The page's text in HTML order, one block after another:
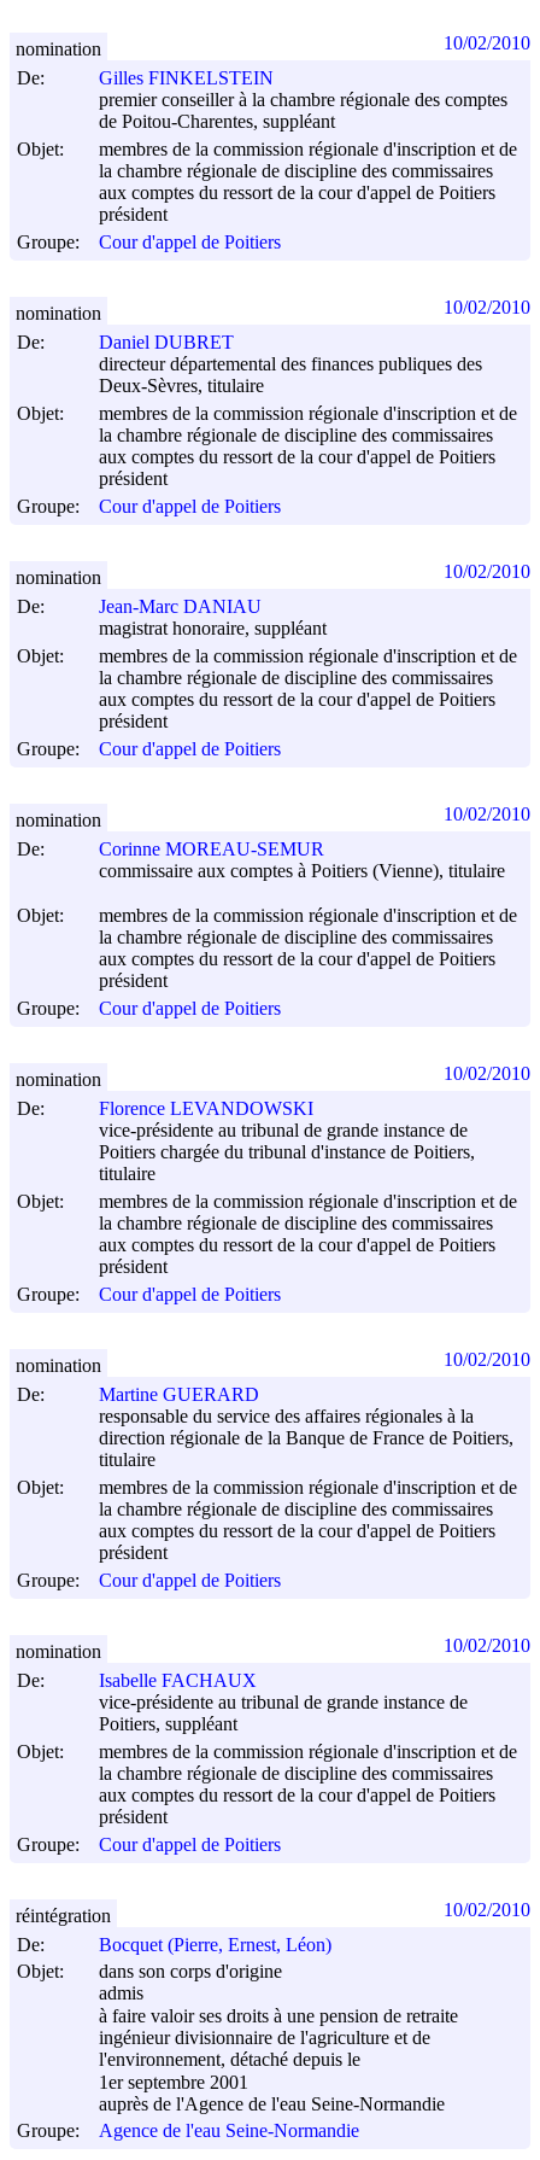
De:
Gilles FINKELSTEIN
premier conseiller à la chambre régionale des comptes
de Poitou-Charentes, suppléant
Objet:
membres de la commission régionale d'inscription et de
la chambre régionale de discipline des commissaires
aux comptes du ressort de la cour d'appel de Poitiers
président
Groupe:
Cour d'appel de Poitiers
nomination 10/02/2010
De:
Daniel DUBRET
directeur départemental des finances publiques des
Deux-Sèvres, titulaire
Objet:
membres de la commission régionale d'inscription et de
la chambre régionale de discipline des commissaires
aux comptes du ressort de la cour d'appel de Poitiers
président
Groupe:
Cour d'appel de Poitiers
nomination 10/02/2010
De:
Jean-Marc DANIAU
magistrat honoraire, suppléant
Objet:
membres de la commission régionale d'inscription et de
la chambre régionale de discipline des commissaires
aux comptes du ressort de la cour d'appel de Poitiers
président
Groupe:
Cour d'appel de Poitiers
nomination 10/02/2010
De:
Corinne MOREAU-SEMUR
commissaire aux comptes à Poitiers (Vienne), titulaire
Objet:
membres de la commission régionale d'inscription et de
la chambre régionale de discipline des commissaires
aux comptes du ressort de la cour d'appel de Poitiers
président
Groupe:
Cour d'appel de Poitiers
nomination 10/02/2010
De:
Florence LEVANDOWSKI
vice-présidente au tribunal de grande instance de
Poitiers chargée du tribunal d'instance de Poitiers,
titulaire
Objet:
membres de la commission régionale d'inscription et de
la chambre régionale de discipline des commissaires
aux comptes du ressort de la cour d'appel de Poitiers
président
Groupe:
Cour d'appel de Poitiers
nomination 10/02/2010
De:
Martine GUERARD
responsable du service des affaires régionales à la
direction régionale de la Banque de France de Poitiers,
titulaire
Objet:
membres de la commission régionale d'inscription et de
la chambre régionale de discipline des commissaires
aux comptes du ressort de la cour d'appel de Poitiers
président
Groupe:
Cour d'appel de Poitiers
nomination 10/02/2010
De:
Isabelle FACHAUX
vice-présidente au tribunal de grande instance de
Poitiers, suppléant
Objet:
membres de la commission régionale d'inscription et de
la chambre régionale de discipline des commissaires
aux comptes du ressort de la cour d'appel de Poitiers
président
Groupe:
Cour d'appel de Poitiers
nomination 10/02/2010
De:
Bocquet (Pierre, Ernest, Léon)
Objet:
dans son corps d'origine
admis
à faire valoir ses droits à une pension de retraite
ingénieur divisionnaire de l'agriculture et de
l'environnement, détaché depuis le
1er septembre 2001
auprès de l'Agence de l'eau Seine-Normandie
Groupe:
Agence de l'eau Seine-Normandie
réintégration 10/02/2010